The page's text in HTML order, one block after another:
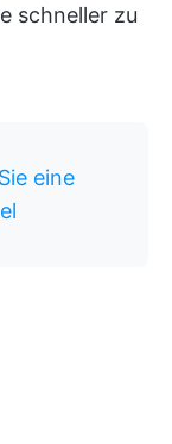
schneller zu
eine